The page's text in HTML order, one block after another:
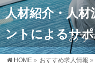
人材紹介・人
ントによるサ
おす
HOME » おすすめ求人情報 »